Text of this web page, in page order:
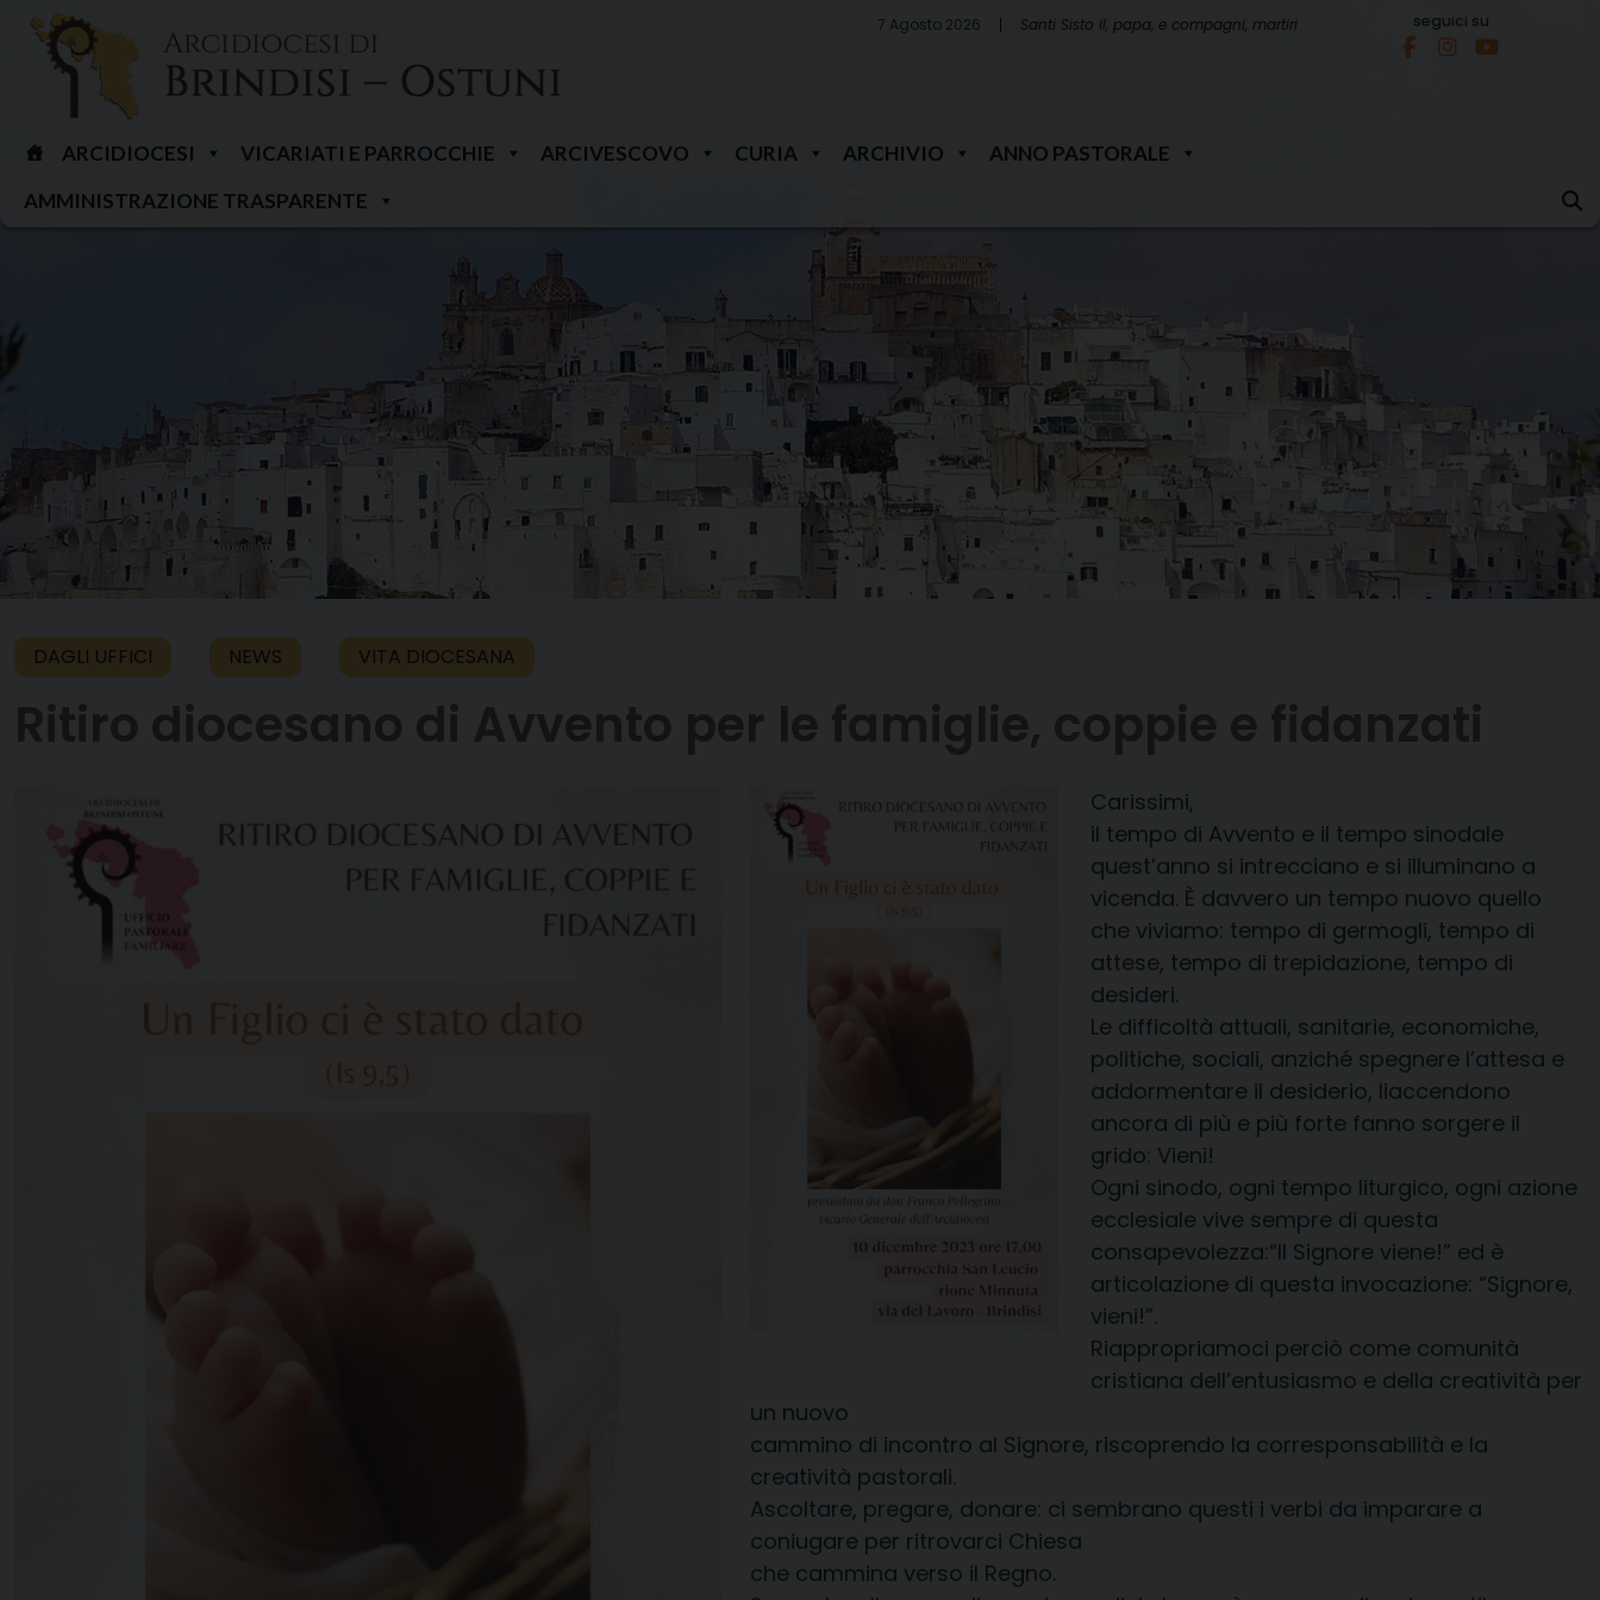
Skip
content
7 Agosto 2026 Santi Sisto II, papa, e compagni, martiri seguici su
ARCIDIOCESI VICARIATI E PARROCCHIE ARCIVESCOVO CURIA ARCHIVIO
ANNO PASTORALE
AMMINISTRAZIONE TRASPARENTE
DAGLI UFFICI NEWS VITA DIOCESANA
Carissimi,
il tempo di Avvento e il tempo sinodale
quest’anno si intrecciano e si illuminano a
vicenda. È davvero un tempo nuovo quello
che viviamo: tempo di germogli, tempo di
attese, tempo di trepidazione, tempo di
desideri.
Le difficoltà attuali, sanitarie, economiche,
politiche, sociali, anziché spegnere l’attesa e
addormentare il desiderio, liaccendono
ancora di più e più forte fanno sorgere il
grido: Vieni!
Ogni sinodo, ogni tempo liturgico, ogni azione
ecclesiale vive sempre di questa
consapevolezza:“Il Signore viene!” ed è
articolazione di questa invocazione: “Signore,
vieni!”.
Riappropriamoci perciò come comunità
cristiana dell’entusiasmo e della creatività per
un nuovo
cammino di incontro al Signore, riscoprendo la corresponsabilità e la
creatività pastorali.
Ascoltare, pregare, donare: ci sembrano questi i verbi da imparare a
coniugare per ritrovarci Chiesa
che cammina verso il Regno.